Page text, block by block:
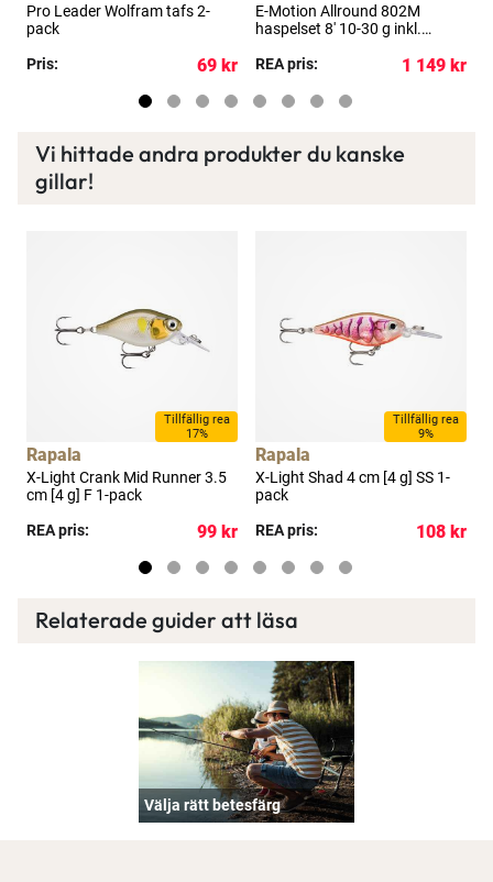
Pro Leader Wolfram tafs 2-
pack
Pris:
69 kr
E-Motion Allround 802M
haspelset 8' 10-30 g inkl.
REA pris:
1 149 kr
Vi hittade andra produkter du kanske
gillar!
Tillfällig rea
17%
Rapala
X-Light Crank Mid Runner 3.5
cm [4 g] F 1-pack
REA pris:
99 kr
Tillfällig rea
9%
Rapala
X-Light Shad 4 cm [4 g] SS 1-
pack
REA pris:
108 kr
Relaterade guider att läsa
Välja rätt betesfärg